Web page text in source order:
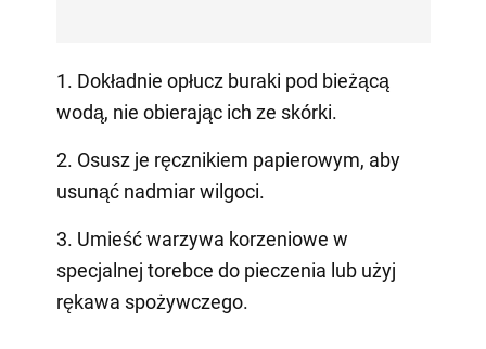
1. Dokładnie opłucz buraki pod bieżącą
wodą, nie obierając ich ze skórki.
2. Osusz je ręcznikiem papierowym, aby
usunąć nadmiar wilgoci.
3. Umieść warzywa korzeniowe w
specjalnej torebce do pieczenia lub użyj
rękawa spożywczego.